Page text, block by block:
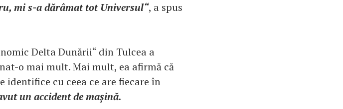
mi s-a dărâmat tot Universul“, a spus
Delta Dunării“ din Tulcea a
o mai mult. Mai mult, ea afirmă că
identifice cu ceea ce are fiecare în
un accident de maşină.